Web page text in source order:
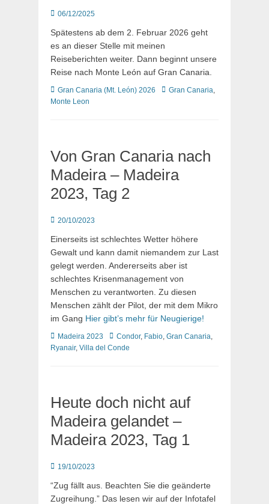
Posted
06/12/2025
Spätestens ab dem 2. Februar 2026 geht
es an dieser Stelle mit meinen
Reiseberichten weiter. Dann beginnt unsere
Reise nach Monte León auf Gran Canaria.
Kategorien
Gran Canaria (Mt. León) 2026 Schlagworte
Gran Canaria,
Monte Leon
Von Gran Canaria nach
Madeira – Madeira
2023, Tag 2
Posted
20/10/2023
Einerseits ist schlechtes Wetter höhere
Gewalt und kann damit niemandem zur Last
gelegt werden. Andererseits aber ist
schlechtes Krisenmanagement von
Menschen zu verantworten. Zu diesen
Menschen zählt der Pilot, der mit dem Mikro
im Gang Hier gibt’s mehr für Neugierige!
Kategorien
Madeira 2023 Schlagworte
Condor, Fabio, Gran Canaria,
Ryanair, Villa del Conde
Heute doch nicht auf
Madeira gelandet –
Madeira 2023, Tag 1
Posted
19/10/2023
“Zug fällt aus. Beachten Sie die geänderte
Zugreihung.” Das lesen wir auf der Infotafel